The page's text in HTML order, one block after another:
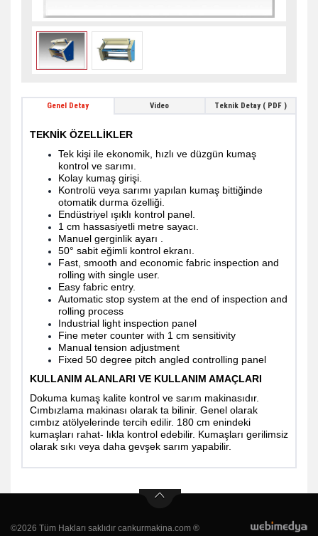
Genel Detay Video Teknik Detay ( PDF )
TEKNİK ÖZELLİKLER
Tek kişi ile ekonomik, hızlı ve düzgün kumaş
kontrol ve sarımı.
Kolay kumaş girişi.
Kontrolü veya sarımı yapılan kumaş bittiğinde
otomatik durma özelliği.
Endüstriyel ışıklı kontrol panel.
1 cm hassasiyetli metre sayacı.
Manuel gerginlik ayarı .
50° sabit eğimli kontrol ekranı.
Fast, smooth and economic fabric inspection and
rolling with single user.
Easy fabric entry.
Automatic stop system at the end of inspection and
rolling process
Industrial light inspection panel
Fine meter counter with 1 cm sensitivity
Manual tension adjustment
Fixed 50 degree pitch angled controlling panel
KULLANIM ALANLARI VE KULLANIM AMAÇLARI
Dokuma kumaş kalite kontrol ve sarım makinasıdır.
Cımbızlama makinası olarak ta bilinir. Genel olarak
cımbız atölyelerinde tercih edilir. 180 cm enindeki
kumaşları rahat- lıkla kontrol edebilir. Kumaşları gerilimsiz
olarak sıkı veya daha gevşek sarım yapabilir.
©2026 Tüm Hakları saklıdır cankurmakina.com ®